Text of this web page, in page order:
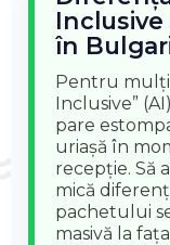
în
Pentru mulți
Inclusive”
pare
uriașă în
recepție. Să
mică
pachetului
masivă la